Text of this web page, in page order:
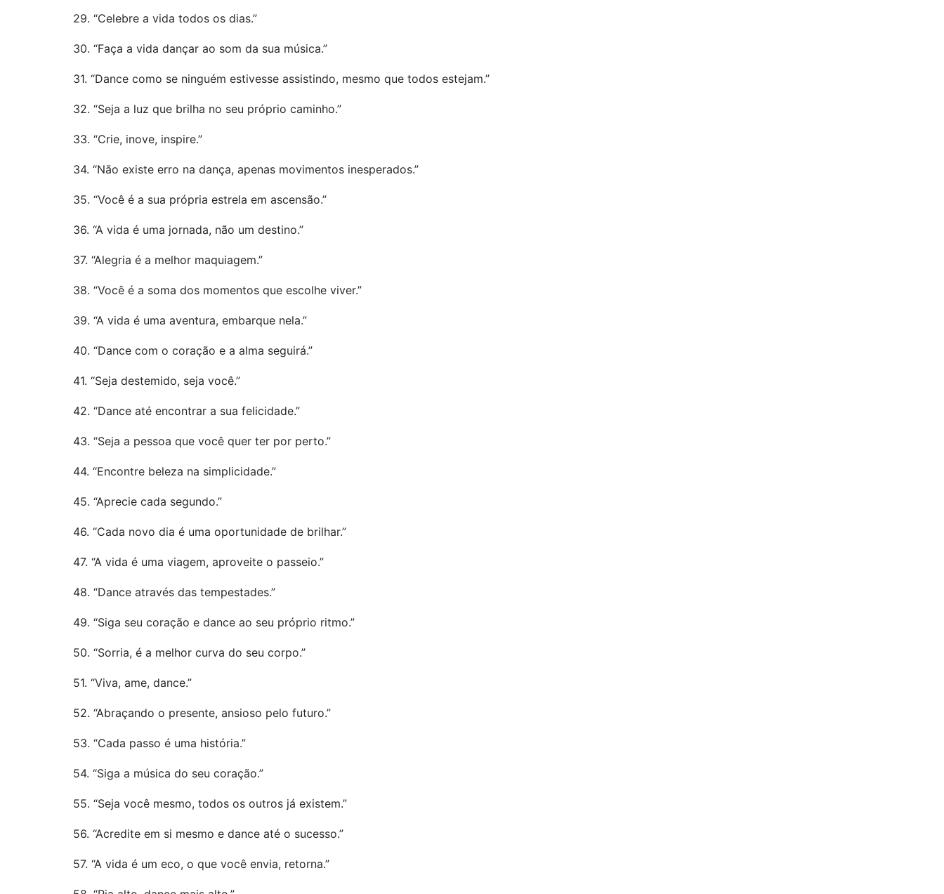
29. “Celebre a vida todos os dias.”
30. “Faça a vida dançar ao som da sua música.”
31. “Dance como se ninguém estivesse assistindo, mesmo que todos estejam.”
32. “Seja a luz que brilha no seu próprio caminho.”
33. “Crie, inove, inspire.”
34. “Não existe erro na dança, apenas movimentos inesperados.”
35. “Você é a sua própria estrela em ascensão.”
36. “A vida é uma jornada, não um destino.”
37. “Alegria é a melhor maquiagem.”
38. “Você é a soma dos momentos que escolhe viver.”
39. “A vida é uma aventura, embarque nela.”
40. “Dance com o coração e a alma seguirá.”
41. “Seja destemido, seja você.”
42. “Dance até encontrar a sua felicidade.”
43. “Seja a pessoa que você quer ter por perto.”
44. “Encontre beleza na simplicidade.”
45. “Aprecie cada segundo.”
46. “Cada novo dia é uma oportunidade de brilhar.”
47. “A vida é uma viagem, aproveite o passeio.”
48. “Dance através das tempestades.”
49. “Siga seu coração e dance ao seu próprio ritmo.”
50. “Sorria, é a melhor curva do seu corpo.”
51. “Viva, ame, dance.”
52. “Abraçando o presente, ansioso pelo futuro.”
53. “Cada passo é uma história.”
54. “Siga a música do seu coração.”
55. “Seja você mesmo, todos os outros já existem.”
56. “Acredite em si mesmo e dance até o sucesso.”
57. “A vida é um eco, o que você envia, retorna.”